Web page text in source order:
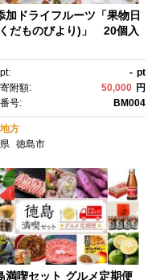
加ドライフルーツ「果物日
だものびより)」 20個入
- pt
附額:
50,000 円
号:
BM004
方
徳島市
満喫セット グルメ定期便